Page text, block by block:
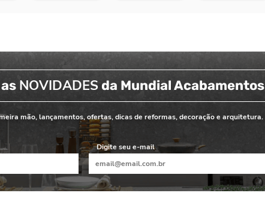
NOVIDADES da Mundial Acabamentos
mão, lançamentos, ofertas, dicas de reformas, decoração e arquitetura.
Digite seu e-mail